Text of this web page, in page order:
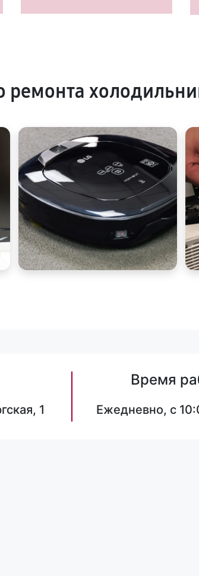
1
Время
Ежедневно, с